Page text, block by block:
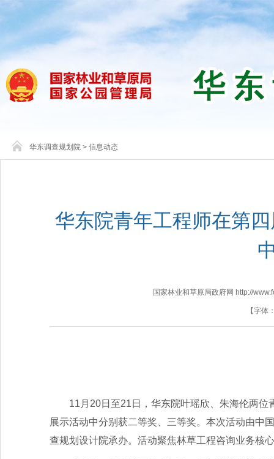
华东调查规划院 > 信息动态
华东院青年工程师在第
国家林业和草原局政府网 http://
【字体
11月20日至21日，华东院叶瑶欣、朱海伦两位
展示活动中分别获二等奖、三等奖。本次活动由中
查规划设计院承办。活动聚焦林草工程咨询业务核